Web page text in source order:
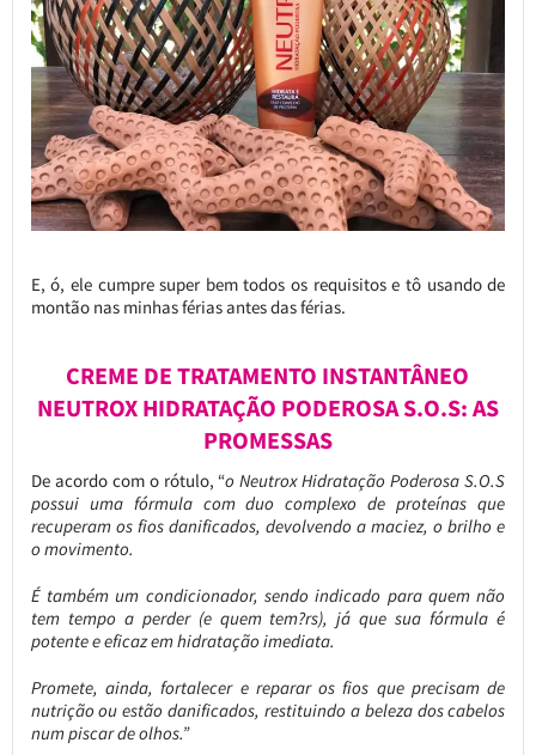
E, ó, ele cumpre super bem todos os requisitos e tô usando de
montão nas minhas férias antes das férias.
CREME DE TRATAMENTO INSTANTÂNEO
NEUTROX HIDRATAÇÃO PODEROSA S.O.S: AS
PROMESSAS
De acordo com o rótulo, “o Neutrox Hidratação Poderosa S.O.S
possui uma fórmula com duo complexo de proteínas que
recuperam os fios danificados, devolvendo a maciez, o brilho e
o movimento.
É também um condicionador, sendo indicado para quem não
tem tempo a perder (e quem tem?rs), já que sua fórmula é
potente e eficaz em hidratação imediata.
Promete, ainda, fortalecer e reparar os fios que precisam de
nutrição ou estão danificados, restituindo a beleza dos cabelos
num piscar de olhos.”